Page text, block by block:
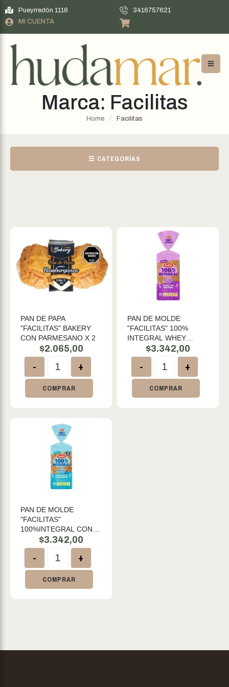
Pueyrredón 1116
3416757621
MI CUENTA
Marca: Facilitas
Home / Facilitas
☰ CATEGORÍAS
PAN DE PAPA
"FACILITAS" BAKERY
CON PARMESANO X 2
$2.065,00
- +
COMPRAR
PAN DE MOLDE
"FACILITAS" 100%
INTEGRAL WHEY
PROTEIN CON
SEMILLAS ANDINAS X
360 GR
$3.342,00
- +
COMPRAR
PAN DE MOLDE
"FACILITAS"
100%INTEGRAL CON
PREBIOTICOS
CEREALES Y
LEGUMBRES X 360 GR
$3.342,00
- +
COMPRAR